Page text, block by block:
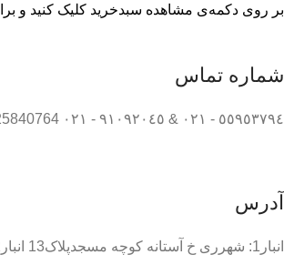
بر روی دکمه‌ی مشاهده سبدخرید کلیک کنید و
شماره تماس
٥٥٩٥٣٧٩٤ - ٠٢١ & ٩١٠٩٢٠٤٥ - ٠٢١ 09125840764 حیدری
آدرس
انبار1: شهرری خ آستانه کوچه مسجدپلاک13 انبار2: حکیمیه خ اتحاد